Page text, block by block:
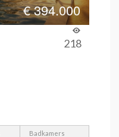
€394.000
218
Badkamers